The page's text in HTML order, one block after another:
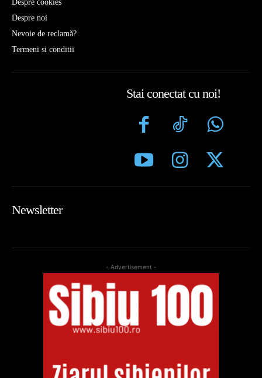
Despre cookies
Despre noi
Nevoie de reclamă?
Termeni si conditii
Stai conectat cu noi!
Newsletter
- Advertisement -